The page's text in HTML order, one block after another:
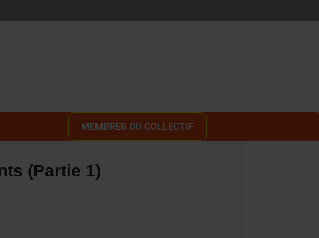
MEMBRES DU COLLECTIF
(Partie 1)